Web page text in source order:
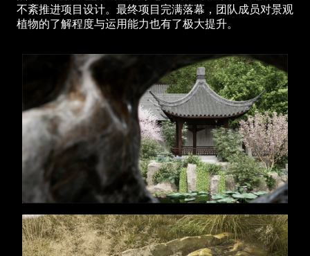
不紊推进项目设计。最终项目完满落幕，团队成员对景观
植物的了解程度与运用能力也有了极大提升。